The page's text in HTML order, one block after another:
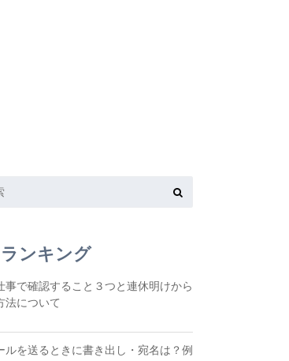
ンキング
事で確認すること３つと連休明けから
法について
ルを送るときに書き出し・宛名は？例